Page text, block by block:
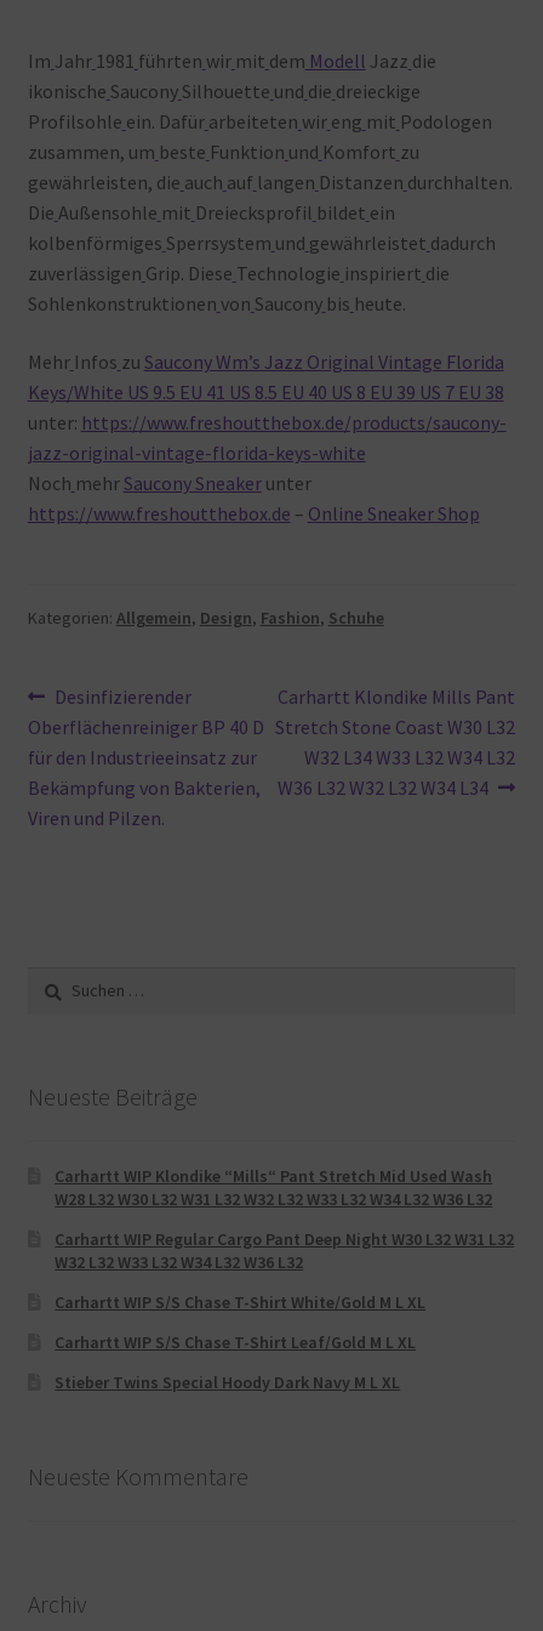
Im Jahr 1981 führten wir mit dem Modell Jazz die
ikonische Saucony Silhouette und die dreieckige
Profilsohle ein. Dafür arbeiteten wir eng mit Podologen
zusammen, um beste Funktion und Komfort zu
gewährleisten, die auch auf langen Distanzen durchhalten.
Die Außensohle mit Dreiecksprofil bildet ein
kolbenförmiges Sperrsystem und gewährleistet dadurch
zuverlässigen Grip. Diese Technologie inspiriert die
Sohlenkonstruktionen von Saucony bis heute.
Mehr Infos zu Saucony Wm’s Jazz Original Vintage Florida
Keys/White US 9.5 EU 41 US 8.5 EU 40 US 8 EU 39 US 7 EU 38
unter: https://www.freshoutthebox.de/products/saucony-
jazz-original-vintage-florida-keys-white
Noch mehrSaucony Sneakerunter
https://www.freshoutthebox.de – Online Sneaker Shop
Kategorien: Allgemein, Design, Fashion, Schuhe
Beitragsnavigation
Vorheriger
Beitrag:
Desinfizierender
Oberflächenreiniger BP 40 D
für den Industrieeinsatz zur
Bekämpfung von Bakterien,
Viren und Pilzen.
Nächster
Beitrag:
Carhartt Klondike Mills Pant
Stretch Stone Coast W30 L32
W32 L34 W33 L32 W34 L32
W36 L32 W32 L32 W34 L34
Suche
nach:
Neueste Beiträge
Carhartt WIP Klondike “Mills“ Pant Stretch Mid Used Wash
W28 L32 W30 L32 W31 L32 W32 L32 W33 L32 W34 L32 W36 L32
Carhartt WIP Regular Cargo Pant Deep Night W30 L32 W31 L32
W32 L32 W33 L32 W34 L32 W36 L32
Carhartt WIP S/S Chase T-Shirt White/Gold M L XL
Carhartt WIP S/S Chase T-Shirt Leaf/Gold M L XL
Stieber Twins Special Hoody Dark Navy M L XL
Neueste Kommentare
Archiv